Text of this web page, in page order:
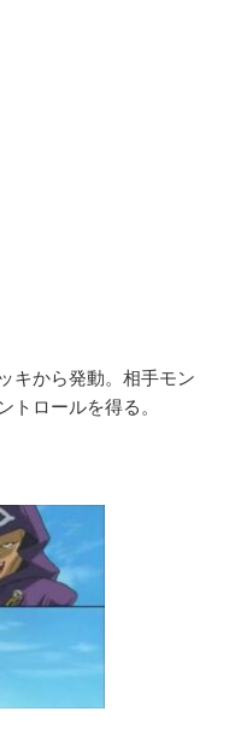
キから発動。相手モン
トロールを得る。